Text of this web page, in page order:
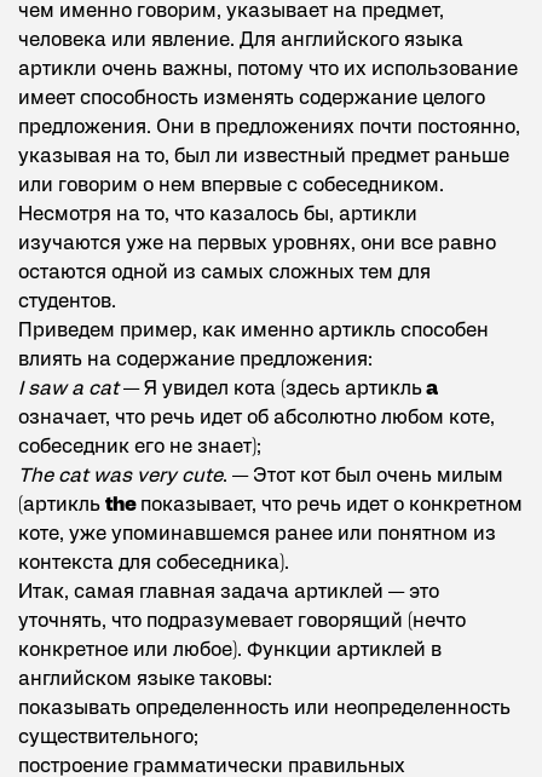
чем именно говорим, указывает на предмет,
человека или явление. Для английского языка
артикли очень важны, потому что их использование
имеет способность изменять содержание целого
предложения. Они в предложениях почти постоянно,
указывая на то, был ли известный предмет раньше
или говорим о нем впервые с собеседником.
Несмотря на то, что казалось бы, артикли
изучаются уже на первых уровнях, они все равно
остаются одной из самых сложных тем для
студентов.
Приведем пример, как именно артикль способен
влиять на содержание предложения:
I saw a cat— Я увидел кота (здесь артикльa
означает, что речь идет об абсолютно любом коте,
собеседник его не знает);
The cat was very cute. — Этот кот был очень милым
(артикль the показывает, что речь идет о конкретном
коте, уже упоминавшемся ранее или понятном из
контекста для собеседника).
Итак, самая главная задача артиклей — это
уточнять, что подразумевает говорящий (нечто
конкретное или любое). Функции артиклей в
английском языке таковы:
показывать определенность или неопределенность
существительного;
построение грамматически правильных